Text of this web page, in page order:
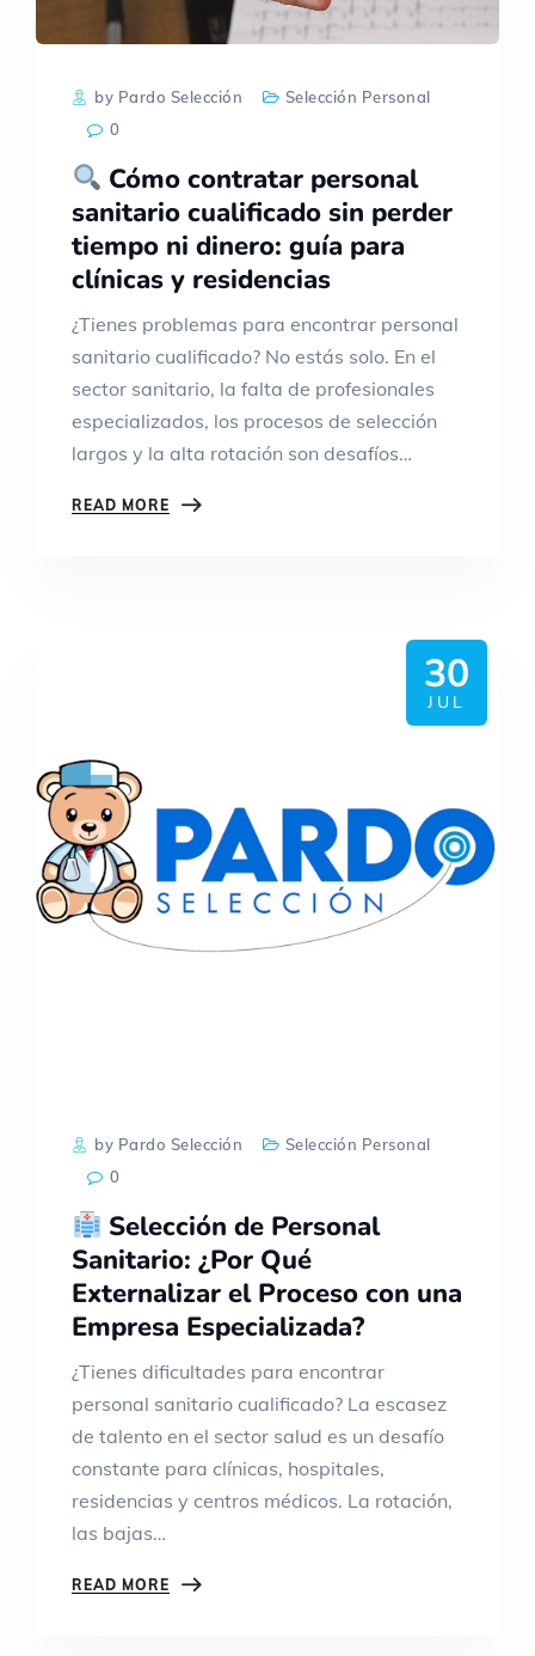
by Pardo Selección
Selección Personal
0
Cómo contratar personal
sanitario cualificado sin perder
tiempo ni dinero: guía para
clínicas y residencias
¿Tienes problemas para encontrar personal
sanitario cualificado? No estás solo. En el
sector sanitario, la falta de profesionales
especializados, los procesos de selección
largos y la alta rotación son desafíos…
READ MORE
30
JUL
by Pardo Selección
Selección Personal
0
Selección de Personal
Sanitario: ¿Por Qué
Externalizar el Proceso con una
Empresa Especializada?
¿Tienes dificultades para encontrar
personal sanitario cualificado? La escasez
de talento en el sector salud es un desafío
constante para clínicas, hospitales,
residencias y centros médicos. La rotación,
las bajas…
READ MORE